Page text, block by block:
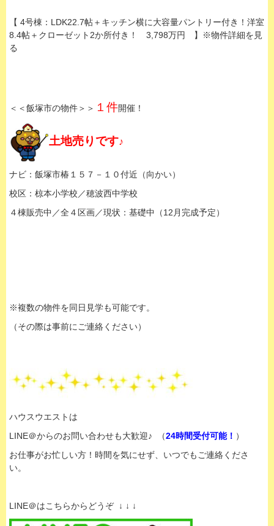
【 4号棟：LDK22.7帖＋キッチン横に大容量パントリー付き！洋室
8.4帖＋クローゼット2か所付き！ 3,798万円 】※物件詳細を見
る
＜＜飯塚市の物件＞＞ １件開催！
土地売りです♪
ナビ：飯塚市椿１５７－１０付近（向かい）
校区：椋本小学校／穂波西中学校
４棟販売中／全４区画／現状：基礎中（12月完成予定）
※複数の物件を同日見学も可能です。
（その際は事前にご連絡ください）
ハウスウエストは
LINE＠からのお問い合わせも大歓迎♪ （24時間受付可能！ ）
お仕事がお忙しい方！時間を気にせず、いつでもご連絡くださ
い。
LINE＠はこちらからどうぞ ↓ ↓ ↓